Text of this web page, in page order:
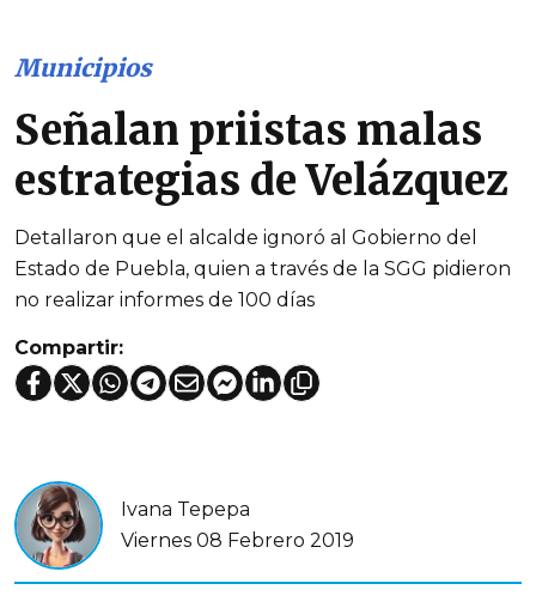
Municipios
Señalan priistas malas
estrategias de Velázquez
Detallaron que el alcalde ignoró al Gobierno del
Estado de Puebla, quien a través de la SGG pidieron
no realizar informes de 100 días
Compartir:
Ivana Tepepa
Viernes 08 Febrero 2019